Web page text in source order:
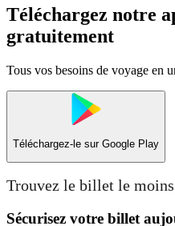
Téléchargez notre
gratuitement
Tous vos besoins de voyage en
Téléchargez-le sur Google Play
Trouvez le billet le
Sécurisez votre billet